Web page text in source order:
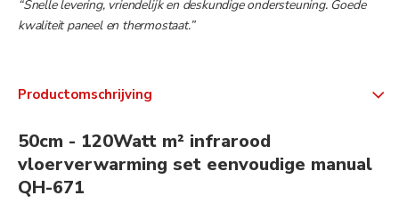
“Snelle levering, vriendelijk en deskundige ondersteuning. Goede
kwaliteit paneel en thermostaat.”
Productomschrijving
50cm - 120Watt m² infrarood
vloerverwarming set eenvoudige manual
QH-671